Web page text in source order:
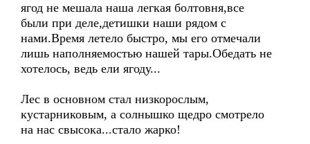
ягод не мешала наша легкая болтовня,все
были при деле,детишки наши рядом с
нами.Время летело быстро, мы его отмечали
лишь наполняемостью нашей тары.Обедать не
хотелось, ведь ели ягоду...
Лес в основном стал низкорослым,
кустарниковым, а солнышко щедро смотрело
на нас свысока...стало жарко!